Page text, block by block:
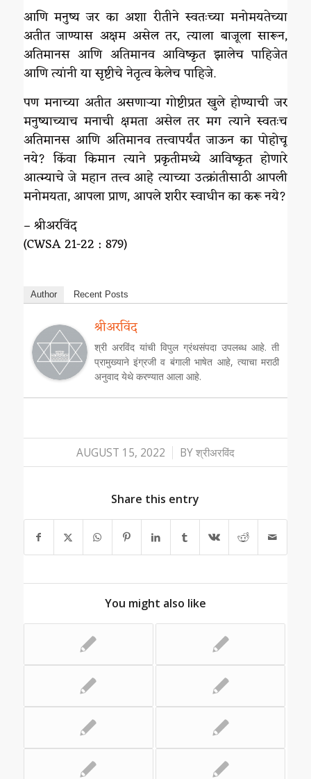
आणि मनुष्य जर का अशा रीतीने स्वतःच्या मनोमयतेच्या
अतीत जाण्यास अक्षम असेल तर, त्याला बाजूला सारून,
अतिमानस आणि अतिमानव आविष्कृत झालेच पाहिजेत
आणि त्यांनी या सृष्टीचे नेतृत्व केलेच पाहिजे.
पण मनाच्या अतीत असणाऱ्या गोष्टीप्रत खुले होण्याची जर
मनुष्याच्याच मनाची क्षमता असेल तर मग त्याने स्वतःच
अतिमानस आणि अतिमानव तत्त्वापर्यंत जाऊन का पोहोचू
नये? किंवा किमान त्याने प्रकृतीमध्ये आविष्कृत होणारे
आत्म्याचे जे महान तत्त्व आहे त्याच्या उत्क्रांतीसाठी आपली
मनोमयता, आपला प्राण, आपले शरीर स्वाधीन का करू नये?
– श्रीअरविंद
(CWSA 21-22 : 879)
Author Recent Posts
श्रीअरविंद
श्री अरविंद यांची विपुल ग्रंथसंपदा उपलब्ध आहे. ती
प्रामुख्याने इंग्रजी व बंगाली भाषेत आहे, त्याचा मराठी
अनुवाद येथे करण्यात आला आहे.
AUGUST 15, 2022
/ BYश्रीअरविंद
Share this entry
You might also like